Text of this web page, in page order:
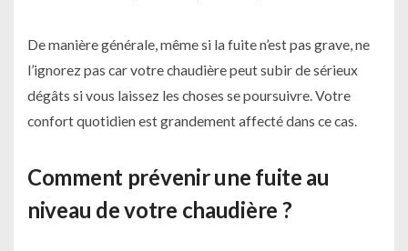
De manière générale, même si la fuite n’est pas grave, ne
l’ignorez pas car votre chaudière peut subir de sérieux
dégâts si vous laissez les choses se poursuivre. Votre
confort quotidien est grandement affecté dans ce cas.
Comment prévenir une fuite au
niveau de votre chaudière ?